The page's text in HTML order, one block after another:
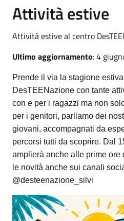
Attività estive
Attività estive al centro
Ultimo aggiornamento: 4
Prende il via la stagione
DesTEENazione con tante
con e per i ragazzi ma non
per i genitori, parliamo dei
giovani, accompagnati da
percorsi tutti da scoprire. Dal
amplierà anche alle prime ore
le novità anche sui canali
@desteenazione_silvi